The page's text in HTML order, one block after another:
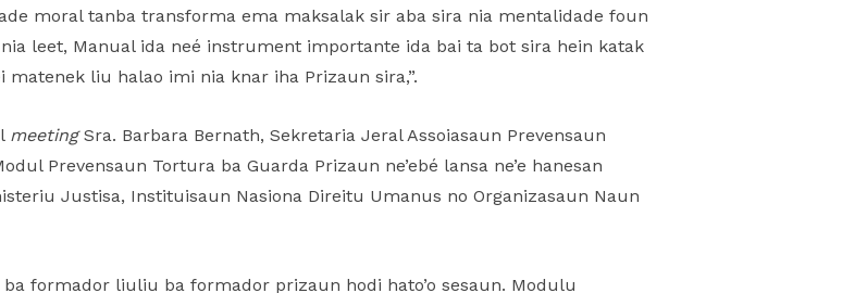
moral tanba transforma ema maksalak sir aba sira nia mentalidade foun
leet, Manual ida neé instrument importante ida bai ta bot sira hein katak
liu halao imi nia knar iha Prizaun sira,”.
meetingSra. Barbara Bernath, Sekretaria Jeral Assoiasaun Prevensaun
Prevensaun Tortura ba Guarda Prizaun ne’ebé lansa ne’e hanesan
Justisa, Instituisaun Nasiona Direitu Umanus no Organizasaun Naun
formador liuliu ba formador prizaun hodi hato’o sesaun. Modulu